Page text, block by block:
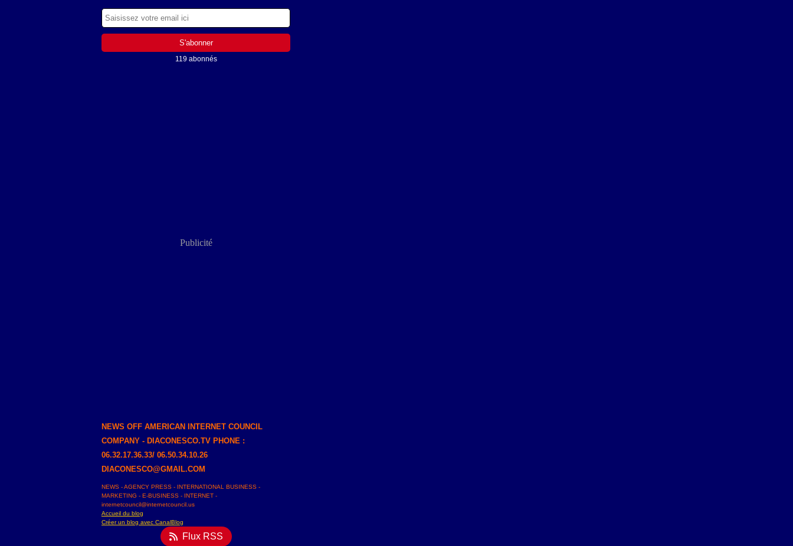
119 abonnés
Publicité
NEWS OFF AMERICAN INTERNET COUNCIL
COMPANY - DIACONESCO.TV PHONE :
06.32.17.36.33/ 06.50.34.10.26
DIACONESCO@GMAIL.COM
NEWS - AGENCY PRESS - INTERNATIONAL BUSINESS -
MARKETING - E-BUSINESS - INTERNET -
internetcouncil@internetcouncil.us
Accueil du blog
Créer un blog avec CanalBlog
Flux RSS